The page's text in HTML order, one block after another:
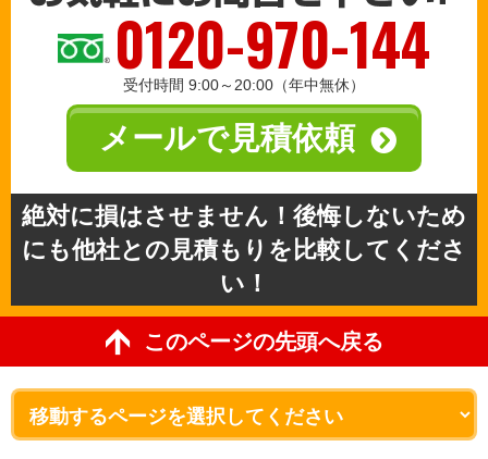
0120-970-144
受付時間 9:00～20:00（年中無休）
メールで見積依頼
絶対に損はさせません！後悔しないため
にも他社との見積もりを比較してくださ
い！
このページの先頭へ戻る